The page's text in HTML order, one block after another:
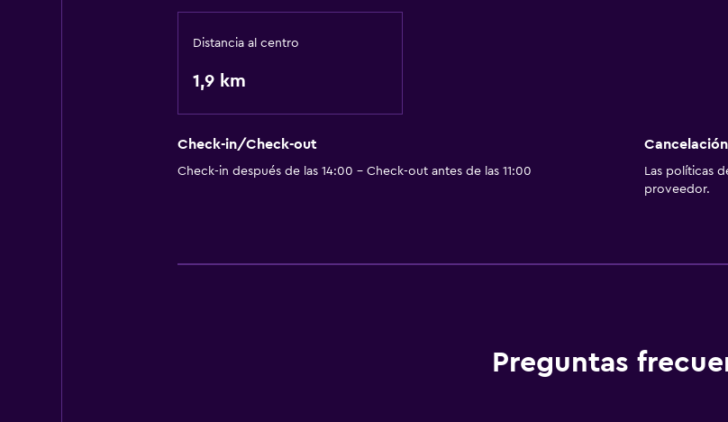
Distancia al centro
1,9 km
Check-in/Check-out
Check-in después de las 14:00 - Check-out antes de las 11:00
Las políticas
proveedor.
Preguntas